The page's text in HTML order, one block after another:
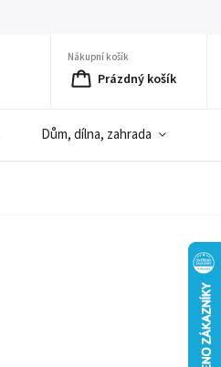
Nákupní košík
Prázdný košík
Dům, dílna, zahrada